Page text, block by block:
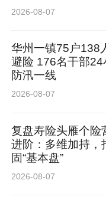
现象转化为可参与
验。例如，液氮
速收缩，直观展
们目不转睛，每当
点燃。
2026-08-07
华州一镇75户138
避险 176名干部24
防汛一线
2026-08-07
复盘寿险头雁个险
进阶：多维加持，
固“基本盘”
2026-08-07